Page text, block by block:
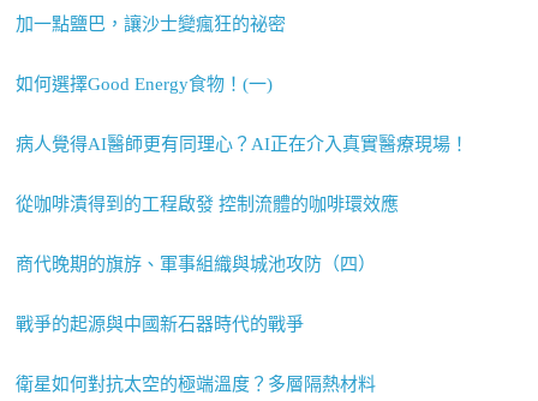
加一點鹽巴，讓沙士變瘋狂的祕密
如何選擇Good Energy食物！(一)
病人覺得AI醫師更有同理心？AI正在介入真實醫療現場！
從咖啡漬得到的工程啟發 控制流體的咖啡環效應
商代晚期的旗斿、軍事組織與城池攻防（四）
戰爭的起源與中國新石器時代的戰爭
衛星如何對抗太空的極端溫度？多層隔熱材料